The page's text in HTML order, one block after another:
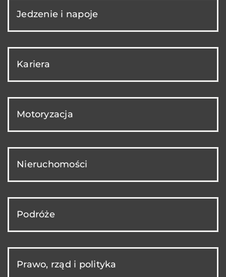
Jedzenie i napoje
Kariera
Motoryzacja
Nieruchomości
Podróże
Prawo, rząd i polityka